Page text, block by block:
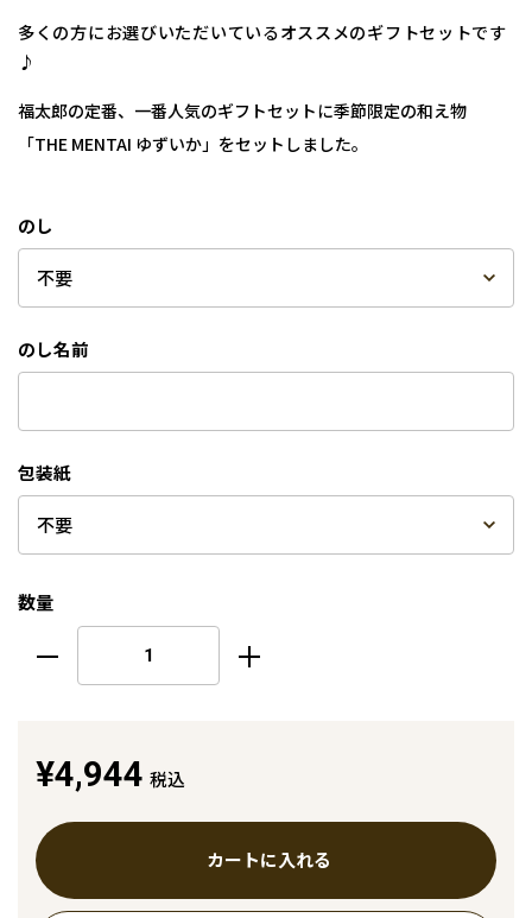
多くの方にお選びいただいているオススメのギフトセットです
♪
福太郎の定番、一番人気のギフトセットに季節限定の和え物
「THE MENTAI ゆずいか」をセットしました。
のし
のし名前
包装紙
数量
¥4,944 税込
カートに入れる